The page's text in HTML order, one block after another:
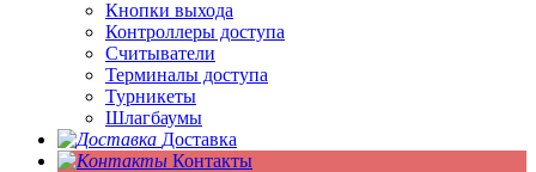
Кнопки выхода
Контроллеры доступа
Считыватели
Терминалы доступа
Турникеты
Шлагбаумы
Доставка
Контакты